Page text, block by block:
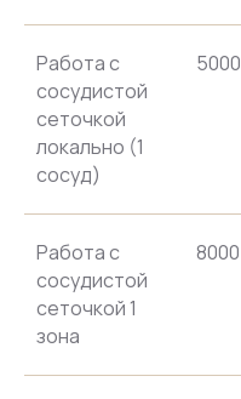
Работа с
сосудистой
сеточкой
локально (1
сосуд)
5000
Работа с
сосудистой
сеточкой 1
зона
8000